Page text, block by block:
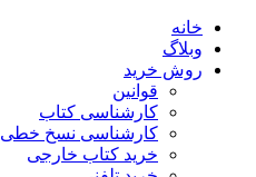
خانه
وبلاگ
روش خرید
قوانین
کارشناسی کتاب
کارشناسی نسخ خطی
خرید کتاب خارجی